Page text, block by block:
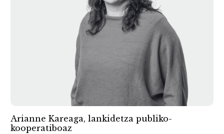
Arianne Kareaga, lankidetza publiko-
kooperatiboaz